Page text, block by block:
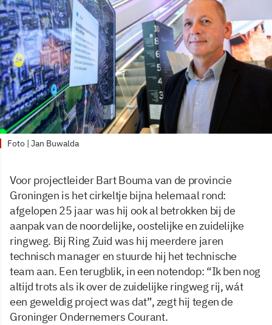
Foto | Jan Buwalda
Voor projectleider Bart Bouma van de provincie
Groningen is het cirkeltje bijna helemaal rond:
afgelopen 25 jaar was hij ook al betrokken bij de
aanpak van de noordelijke, oostelijke en zuidelijke
ringweg. Bij Ring Zuid was hij meerdere jaren
technisch manager en stuurde hij het technische
team aan. Een terugblik, in een notendop: “Ik ben nog
altijd trots als ik over de zuidelijke ringweg rij, wát
een geweldig project was dat”, zegt hij tegen de
Groninger Ondernemers Courant.